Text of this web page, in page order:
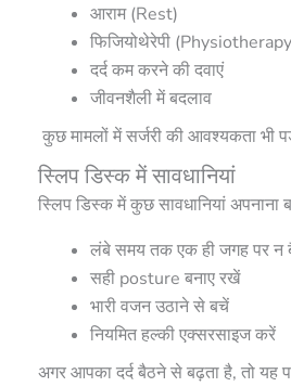
आराम (Rest)
फिजियोथेरेपी
दर्द कम करने की दवाएं
जीवनशैली में बदलाव
कुछ मामलों में सर्जरी की आवश्यकता भी
स्लिप डिस्क में सावधानियां
स्लिप डिस्क में कुछ सावधानियां अपनाना
लंबे समय तक एक ही जगह पर न
सही posture बनाए रखें
भारी वजन उठाने से बचें
नियमित हल्की एक्सरसाइज करें
अगर आपका दर्द बैठने से बढ़ता है, तो यह